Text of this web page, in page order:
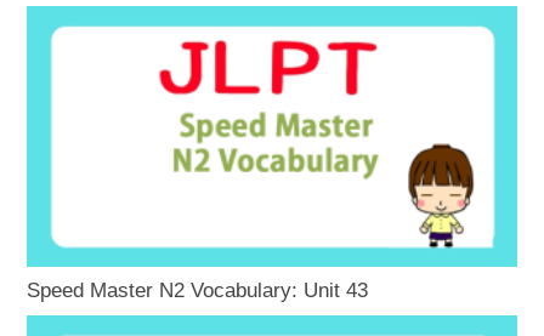
Speed Master N2 Vocabulary: Unit 43